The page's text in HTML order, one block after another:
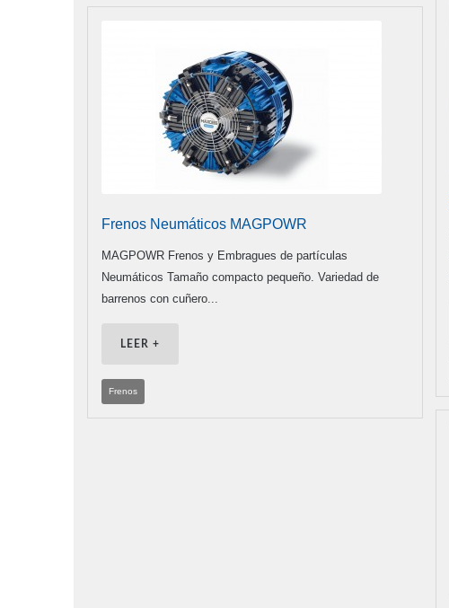
Frenos Neumáticos MAGPOWR
MAGPOWR Frenos y Embragues de partículas
Neumáticos Tamaño compacto pequeño. Variedad de
barrenos con cuñero...
LEER +
Frenos